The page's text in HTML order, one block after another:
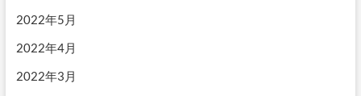
2022年5月
2022年4月
2022年3月